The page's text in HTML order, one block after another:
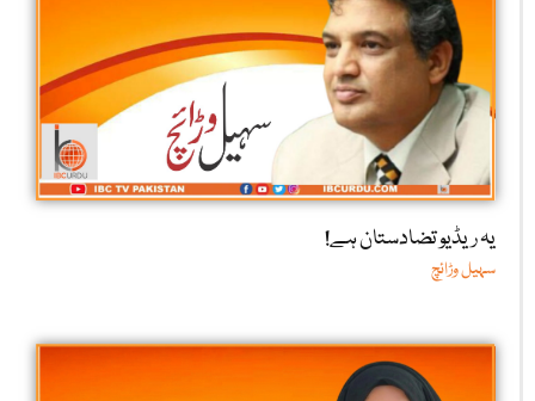
یہ ریڈیو تضادستان ہے!
سہیل وڑائچ